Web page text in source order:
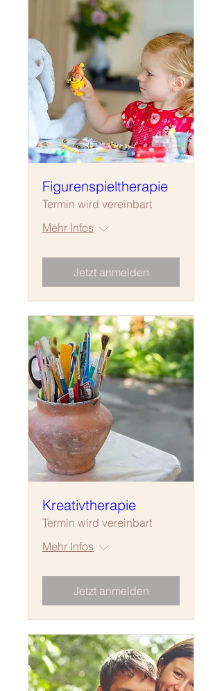
Figurenspieltherapie
Termin wird vereinbart
Mehr Infos
Jetzt anmelden
Kreativtherapie
Termin wird vereinbart
Mehr Infos
Jetzt anmelden